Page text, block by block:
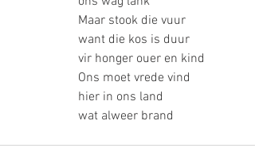
		Maar stook die vuur
		want die kos is duur
		vir honger ouer en kind
		Ons moet vrede vind
		hier in ons land
		wat alweer brand